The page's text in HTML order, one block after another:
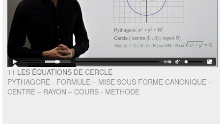
11 LES ÉQUATIONS DE CERCLE
PYTHAGORE - FORMULE – MISE SOUS FORME CANONIQUE –
CENTRE – RAYON – COURS - METHODE